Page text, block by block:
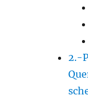
2.-